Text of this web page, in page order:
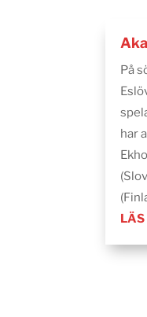
På
har
LÄS